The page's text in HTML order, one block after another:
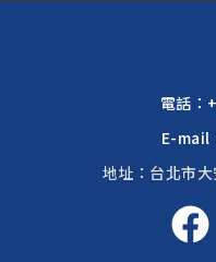
電話：
E-mail
地址：台北市